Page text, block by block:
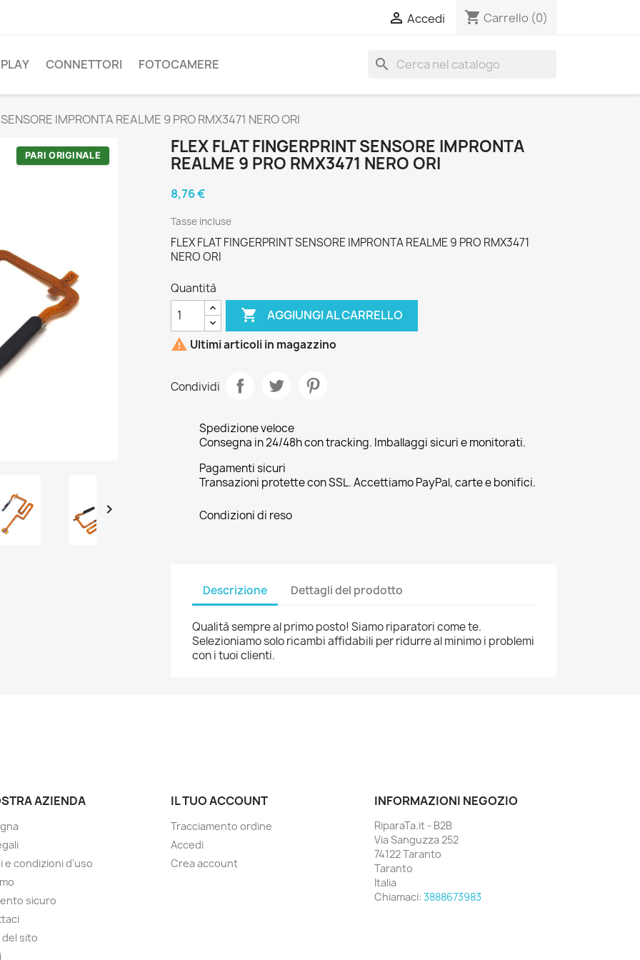
 Accedi shopping_cart Carrello (0)
CONNETTORI FOTOCAMERE search
IMPRONTA REALME 9 PRO RMX3471 NERO ORI
PARI ORIGINALE

FLEX FLAT FINGERPRINT SENSORE IMPRONTA
REALME 9 PRO RMX3471 NERO ORI
8,76 €
Tasse incluse
FLEX FLAT FINGERPRINT SENSORE IMPRONTA REALME 9 PRO RMX3471
NERO ORI
Quantità
 AGGIUNGI AL CARRELLO
 Ultimi articoli in magazzino
Condividi
Spedizione veloce
Consegna in 24/48h con tracking. Imballaggi sicuri e monitorati.
Pagamenti sicuri
Transazioni protette con SSL. Accettiamo PayPal, carte e bonifici.
Condizioni di reso
Descrizione Dettagli del prodotto
Qualità sempre al primo posto! Siamo riparatori come te.
Selezioniamo solo ricambi affidabili per ridurre al minimo i problemi
con i tuoi clienti.
AZIENDA
e condizioni d'uso
sicuro
del sito
IL TUO ACCOUNT
Tracciamento ordine
Accedi
Crea account
INFORMAZIONI NEGOZIO
RiparaTa.it - B2B
Via Sanguzza 252
74122 Taranto
Taranto
Italia
Chiamaci: 3888673983